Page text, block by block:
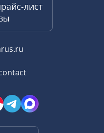
лист